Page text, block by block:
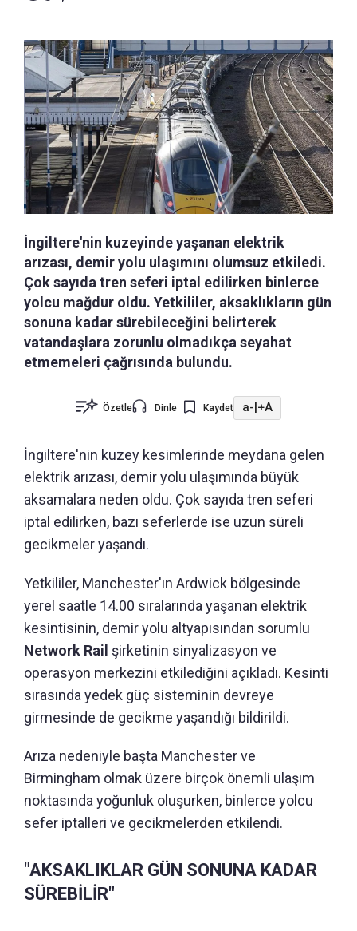
İngiltere'nin kuzeyinde yaşanan elektrik
arızası, demir yolu ulaşımını olumsuz etkiledi.
Çok sayıda tren seferi iptal edilirken binlerce
yolcu mağdur oldu. Yetkililer, aksaklıkların gün
sonuna kadar sürebileceğini belirterek
vatandaşlara zorunlu olmadıkça seyahat
etmemeleri çağrısında bulundu.
Özetle Dinle Kaydet a-|+A
İngiltere'nin kuzey kesimlerinde meydana gelen
elektrik arızası, demir yolu ulaşımında büyük
aksamalara neden oldu. Çok sayıda tren seferi
iptal edilirken, bazı seferlerde ise uzun süreli
gecikmeler yaşandı.
Yetkililer, Manchester'ın Ardwick bölgesinde
yerel saatle 14.00 sıralarında yaşanan elektrik
kesintisinin, demir yolu altyapısından sorumlu
Network Rail şirketinin sinyalizasyon ve
operasyon merkezini etkilediğini açıkladı. Kesinti
sırasında yedek güç sisteminin devreye
girmesinde de gecikme yaşandığı bildirildi.
Arıza nedeniyle başta Manchester ve
Birmingham olmak üzere birçok önemli ulaşım
noktasında yoğunluk oluşurken, binlerce yolcu
sefer iptalleri ve gecikmelerden etkilendi.
"AKSAKLIKLAR GÜN SONUNA KADAR
SÜREBİLİR"